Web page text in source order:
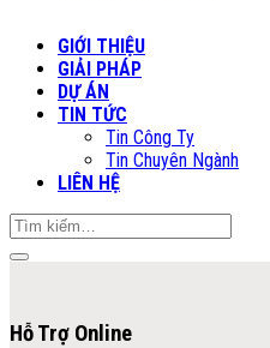
GIỚI THIỆU
GIẢI PHÁP
DỰ ÁN
TIN TỨC
Tin Công Ty
Tin Chuyên Ngành
LIÊN HỆ
Tìm
kiếm:
Hỗ Trợ Online